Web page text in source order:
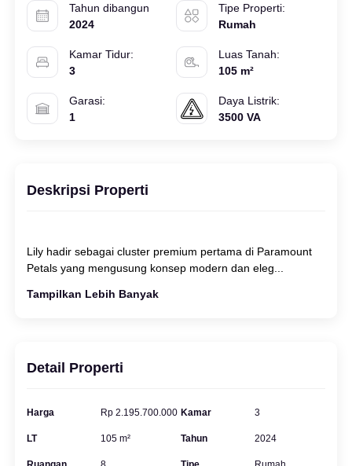
Tahun dibangun
2024
Tipe Properti:
Rumah
Kamar Tidur:
3
Garasi:
1
Luas Tanah:
105 m²
Daya Listrik:
3500 VA
Deskripsi Properti
Lily hadir sebagai cluster premium pertama di Paramount
Tampilkan Lebih Banyak
Detail Properti
Harga Rp 2.195.700.000
LT 105 m²
Kamar 3
Tahun 2024